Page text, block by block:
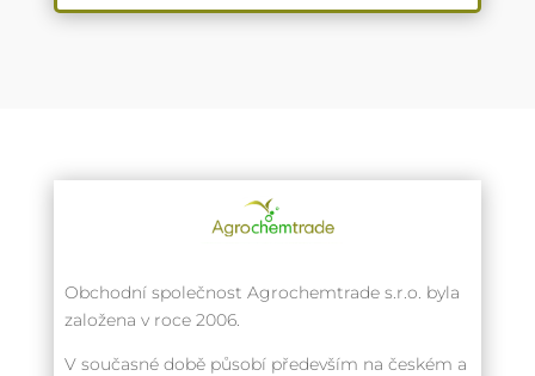
Obchodní společnost Agrochemtrade s.r.o. byla
založena v roce 2006.
V současné době působí především na českém a